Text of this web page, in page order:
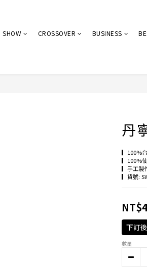
SHOW CROSSOVER BUSINESS
丹
▎100%
▎100%使
▎手工製
▎貨號:
下訂
數量